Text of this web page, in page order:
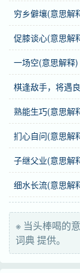
拼音 dāng tóu
注音 ㄉㄤ ㄊㄡˊ
繁体 當頭棒喝
正音 “当”，不
感情 当头棒喝
用法 偏正式；
近义词 晨钟暮
英语 give sharp
字义分解
穷乡僻壤(意思解
促膝谈心(意思解
一场空(意思解释)
棋逢敌手，将遇
熟能生巧(意思解
扪心自问(意思解
子继父业(意思解
细水长流(意思解
※ 当头棒喝的
词典 提供。